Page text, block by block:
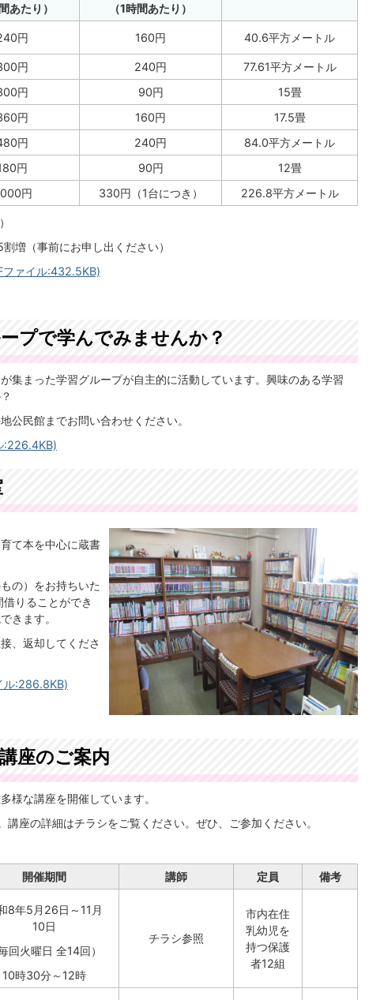
あたり）
（1時間あたり）
円 160円 40.6平方メートル
円 240円
77.61平方メートル
円 90円
15畳
円 160円
17.5畳
円 240円
84.0平方メートル
円 90円
12畳
円 330円（1台につき） 226.8平方メートル
増（事前にお申し出ください）
ファイル:432.5KB)
プで学んでみませんか？
集まった学習グループが自主的に活動しています。興味のある学習
公民館までお問い合わせください。
:226.4KB)
て本を中心に蔵書
の）をお持ちいた
りることができ
きます。
、返却してくださ
ル:286.8KB)
座のご案内
様な講座を開催しています。
座の詳細はチラシをご覧ください。ぜひ、ご参加ください。
開催期間 講師 定員 備考
8年5月26日～11月
10日
毎回火曜日 全14回）
10時30分～12時
チラシ参照
市内在住
乳幼児を
持つ保護
者12組